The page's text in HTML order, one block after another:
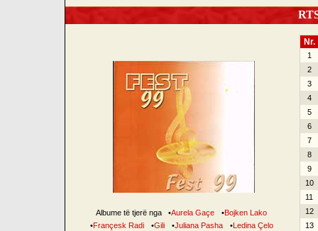
Albume të tjerë nga •Aurela Gaçe •Bojken Lako
•Françesk Radi •Gili •Juliana Pasha •Ledina Çelo
Nr.
1
2
3
4
5
6
7
8
9
10
11
12
13